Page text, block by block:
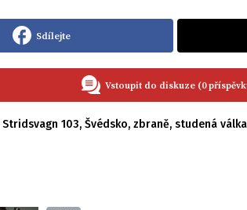
Sdílejte
Vstoupit do diskuze (0
Stridsvagn 103, Švédsko, zbraně, studená válka